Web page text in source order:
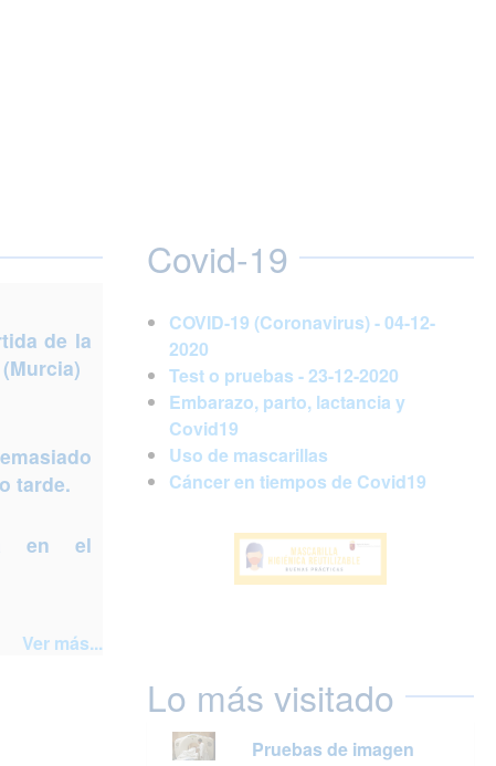
de la
tarde.
en el
Ver más...
Covid-19
COVID-19 (Coronavirus) - 04-12-
2020
Test o pruebas - 23-12-2020
Embarazo, parto, lactancia y
Covid19
Uso de mascarillas
Cáncer en tiempos de Covid19
Lo más visitado
Pruebas de imagen